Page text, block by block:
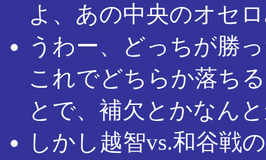
よ、あの中央のオセ
うわー、どっちが勝
これでどちらか落ち
とで、補欠とかなん
しかし越智vs.和谷戦